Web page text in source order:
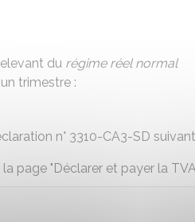
du régime réel normal
trimestre :
n° 3310-CA3-SD
page "Déclarer et payer la TVA